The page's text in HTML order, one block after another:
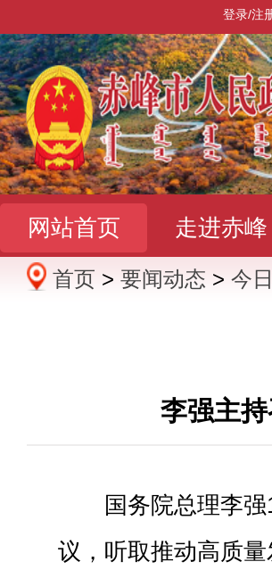
登录/注
网站首页 走进赤峰
办事服务 政民互动
首页 > 要闻动态 > 今
李强主
国务院总理李
议，听取推动高质